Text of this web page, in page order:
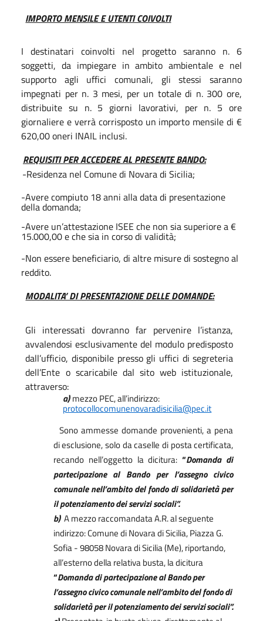
IMPORTO MENSILE E UTENTI COIVOLTI
I destinatari coinvolti nel progetto saranno n. 6
soggetti, da impiegare in ambito ambientale e nel
supporto agli uffici comunali, gli stessi saranno
impegnati per n. 3 mesi, per un totale di n. 300 ore,
distribuite su n. 5 giorni lavorativi, per n. 5 ore
giornaliere e verrà corrisposto un importo mensile di €
620,00 oneri INAIL inclusi.
REQUISITI PER ACCEDERE AL PRESENTE BANDO:
-Residenza nel Comune di Novara di Sicilia;
-Avere compiuto 18 anni alla data di presentazione
della domanda;
-Avere un’attestazione ISEE che non sia superiore a €
15.000,00 e che sia in corso di validità;
-Non essere beneficiario, di altre misure di sostegno al
reddito.
MODALITA’ DI PRESENTAZIONE DELLE DOMANDE:
Gli interessati dovranno far pervenire l’istanza,
avvalendosi esclusivamente del modulo predisposto
dall’ufficio, disponibile presso gli uffici di segreteria
dell’Ente o scaricabile dal sito web istituzionale,
attraverso:
a) mezzo PEC, all’indirizzo:
protocollocomunenovaradisicilia@pec.it
Sono ammesse domande provenienti, a pena
di esclusione, solo da caselle di posta certificata,
recando nell’oggetto la dicitura:“Domanda di
partecipazione al Bando per l’assegno civico
comunale nell’ambito del fondo di solidarietà per
il potenziamento dei servizi sociali”.
b) A mezzo raccomandata A.R. al seguente
indirizzo: Comune di Novara di Sicilia, Piazza G.
Sofia - 98058 Novara di Sicilia (Me), riportando,
all’esterno della relativa busta, la dicitura
“Domanda di partecipazione al Bando per
l’assegno civico comunale nell’ambito del fondo di
solidarietà per il potenziamento dei servizisociali”.